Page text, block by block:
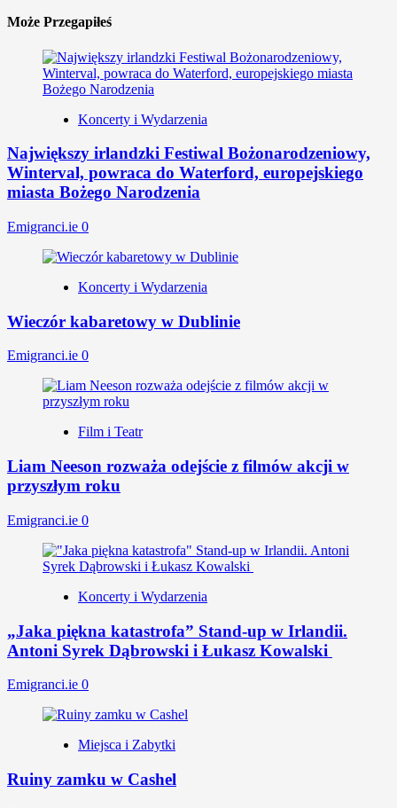
Może Przegapiłeś
Koncerty i Wydarzenia
Największy irlandzki Festiwal Bożonarodzeniowy,
Winterval, powraca do Waterford, europejskiego
miasta Bożego Narodzenia
Emigranci.ie 0
Koncerty i Wydarzenia
Wieczór kabaretowy w Dublinie
Emigranci.ie 0
Film i Teatr
Liam Neeson rozważa odejście z filmów akcji w
przyszłym roku
Emigranci.ie 0
Koncerty i Wydarzenia
„Jaka piękna katastrofa” Stand-up w Irlandii.
Antoni Syrek Dąbrowski i Łukasz Kowalski
Emigranci.ie 0
Miejsca i Zabytki
Ruiny zamku w Cashel